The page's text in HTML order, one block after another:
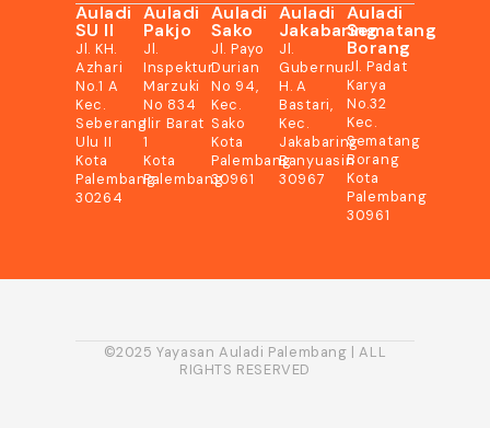
Auladi
SU II
Jl. KH.
Azhari
No.1 A
Kec.
Seberang
Ulu II
Kota
Palembang
30264
Auladi
Pakjo
Jl.
Inspektur
Marzuki
No 834
Ilir Barat
1
Kota
Palembang
Auladi
Sako
Jl. Payo
Durian
No 94,
Kec.
Sako
Kota
Palembang
30961
Auladi
Jakabaring
Jl.
Gubernur
H. A
Bastari,
Kec.
Jakabaring
Banyuasin
30967
Auladi
Sematang
Borang
Jl. Padat
Karya
No.32
Kec.
Sematang
Borang
Kota
Palembang
30961
©2025 Yayasan Auladi Palembang | ALL
RIGHTS RESERVED